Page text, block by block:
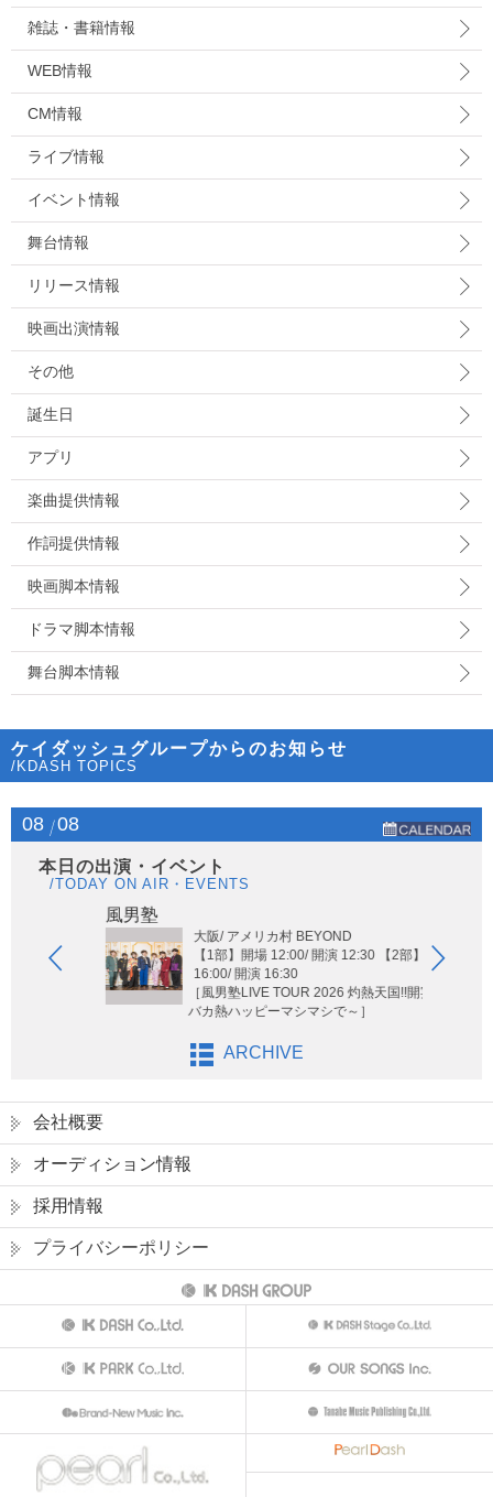
雑誌・書籍情報
WEB情報
CM情報
ライブ情報
イベント情報
舞台情報
リリース情報
映画出演情報
その他
誕生日
アプリ
楽曲提供情報
作詞提供情報
映画脚本情報
ドラマ脚本情報
舞台脚本情報
ケイダッシュグループからのお知らせ
/KDASH TOPICS
08 08
本日の出演・イベント
/TODAY ON AIR・EVENTS
風男塾
大阪/ アメリカ村 BEYOND
【1部】開場 12:00/ 開演 12:30 【2部】開場
16:00/ 開演 16:30
［風男塾LIVE TOUR 2026 灼熱天国!!開宴!! ～
バカ熱ハッピーマシマシで～］
ARCHIVE
会社概要
オーディション情報
採用情報
プライバシーポリシー